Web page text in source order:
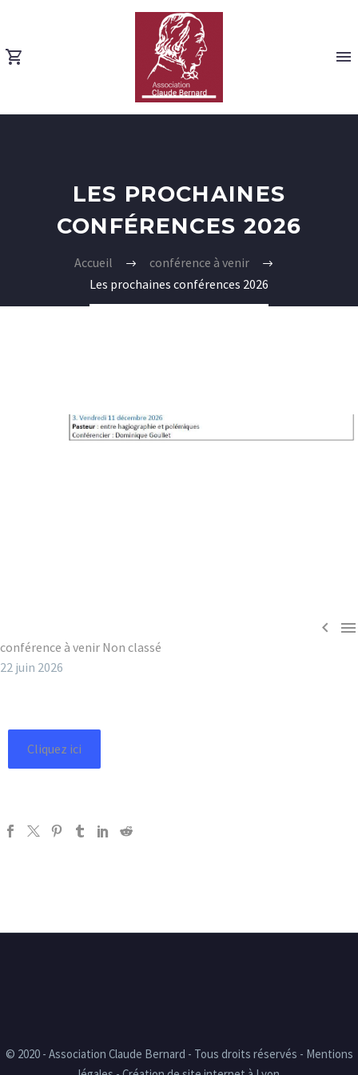
LES PROCHAINES
CONFÉRENCES 2026
Accueil
conférence à venir
Les prochaines conférences 2026
 
conférence à venir Non classé
22 juin 2026
Cliquez ici
© 2020 - Association Claude Bernard - Tous droits réservés - Mentions